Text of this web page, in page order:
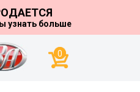
узнать больше
0